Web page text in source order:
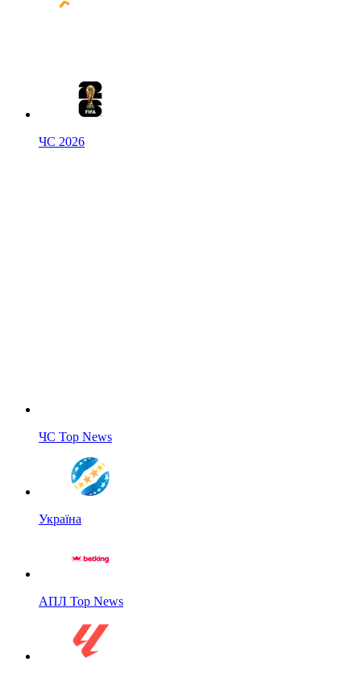
ЧС 2026
ЧС Top News
Україна
АПЛ Top News